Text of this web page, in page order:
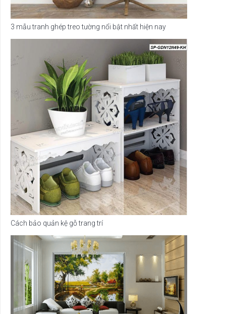
3 mẫu tranh ghép treo tường nổi bật nhất hiện nay
Cách bảo quản kệ gỗ trang trí